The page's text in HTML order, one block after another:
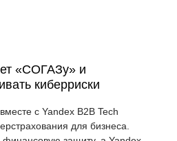
«СОГАЗу» и
киберриски
с Yandex B2B Tech
для бизнеса.